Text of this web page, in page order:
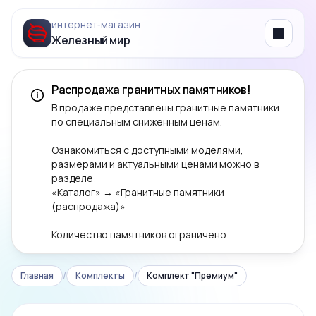
интернет‑магазин
Железный мир Menu
Распродажа гранитных памятников!
В продаже представлены гранитные памятники
по специальным сниженным ценам.
Ознакомиться с доступными моделями,
размерами и актуальными ценами можно в
разделе:
«Каталог» → «Гранитные памятники
(распродажа)»
Количество памятников ограничено.
Главная / Комплекты / Комплект "Премиум"
‹